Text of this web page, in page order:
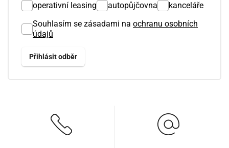
operativní leasing
autopůjčovna
kanceláře
Souhlasím se zásadami na ochranu osobních
údajů